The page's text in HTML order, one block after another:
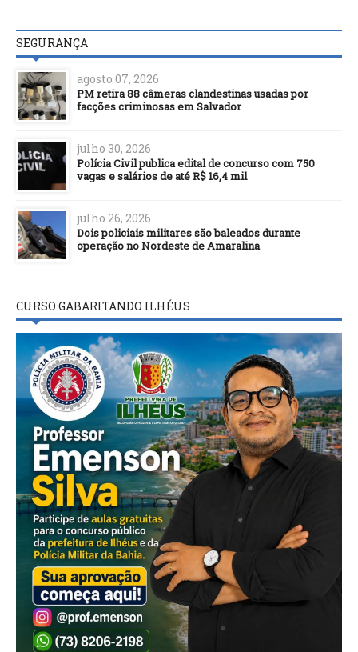
SEGURANÇA
agosto 07, 2026
PM retira 88 câmeras clandestinas usadas por
facções criminosas em Salvador
julho 30, 2026
Polícia Civil publica edital de concurso com 750
vagas e salários de até R$ 16,4 mil
julho 26, 2026
Dois policiais militares são baleados durante
operação no Nordeste de Amaralina
CURSO GABARITANDO ILHÉUS